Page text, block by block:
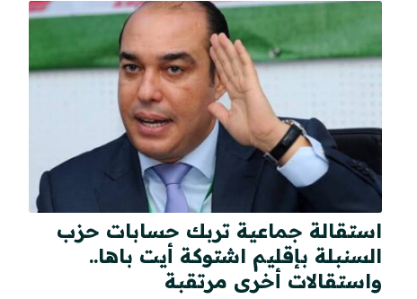
استقالة جماعية تربك حسابات حزب
السنبلة بإقليم اشتوكة أيت باها..
واستقالات أخرى مرتقبة